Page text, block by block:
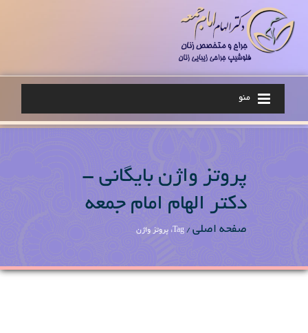
منو
پروتز واژن بایگانی -
دکتر الهام امام جمعه
صفحه اصلی / Tag: پروتز واژن